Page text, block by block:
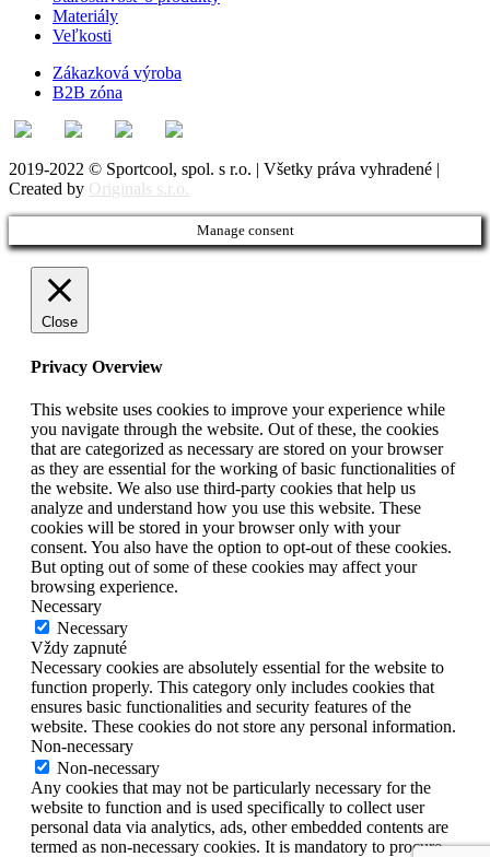
Materiály
Veľkosti
Zákazková výroba
B2B zóna
2019-2022 © Sportcool, spol. s r.o. | Všetky práva vyhradené |
Created by Originals s.r.o.
Manage consent
Close
Privacy Overview
This website uses cookies to improve your experience while
you navigate through the website. Out of these, the cookies
that are categorized as necessary are stored on your browser
as they are essential for the working of basic functionalities of
the website. We also use third-party cookies that help us
analyze and understand how you use this website. These
cookies will be stored in your browser only with your
consent. You also have the option to opt-out of these cookies.
But opting out of some of these cookies may affect your
browsing experience.
Necessary
Necessary
Vždy zapnuté
Necessary cookies are absolutely essential for the website to
function properly. This category only includes cookies that
ensures basic functionalities and security features of the
website. These cookies do not store any personal information.
Non-necessary
Non-necessary
Any cookies that may not be particularly necessary for the
website to function and is used specifically to collect user
personal data via analytics, ads, other embedded contents are
termed as non-necessary cookies. It is mandatory to procure